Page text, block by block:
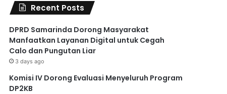
Recent Posts
DPRD Samarinda Dorong Masyarakat
Manfaatkan Layanan Digital untuk Cegah
Calo dan Pungutan Liar
3 days ago
Komisi IV Dorong Evaluasi Menyeluruh Program
DP2KB